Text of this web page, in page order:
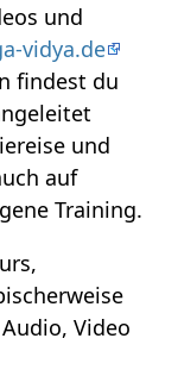
und
vidya.de
findest du
und
auf
Training.
Video